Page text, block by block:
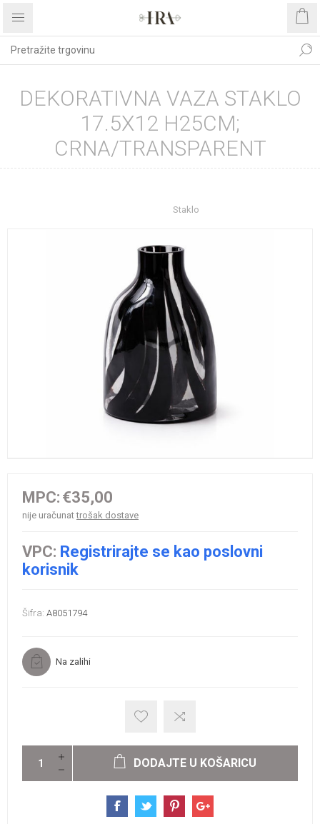
DEKORATIVNA VAZA STAKLO
17.5X12 H25CM;
CRNA/TRANSPARENT
Staklo
MPC: €35,00
nije uračunattrošak dostave
VPC: Registrirajte se kao poslovni
korisnik
Šifra: A8051794
Na zalihi
DODAJTE U KOŠARICU